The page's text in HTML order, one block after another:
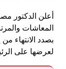
أعلن الدكتور
المعاشات
بصدد الانتهاء من
لعرضها على